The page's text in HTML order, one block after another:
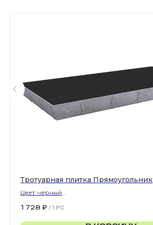
Тротуарная плитка Прямоугольник
Цвет: чёрный
1 728 ₽ / 1 PC
Правила обработки персональных данных
Политика конфиденциальности